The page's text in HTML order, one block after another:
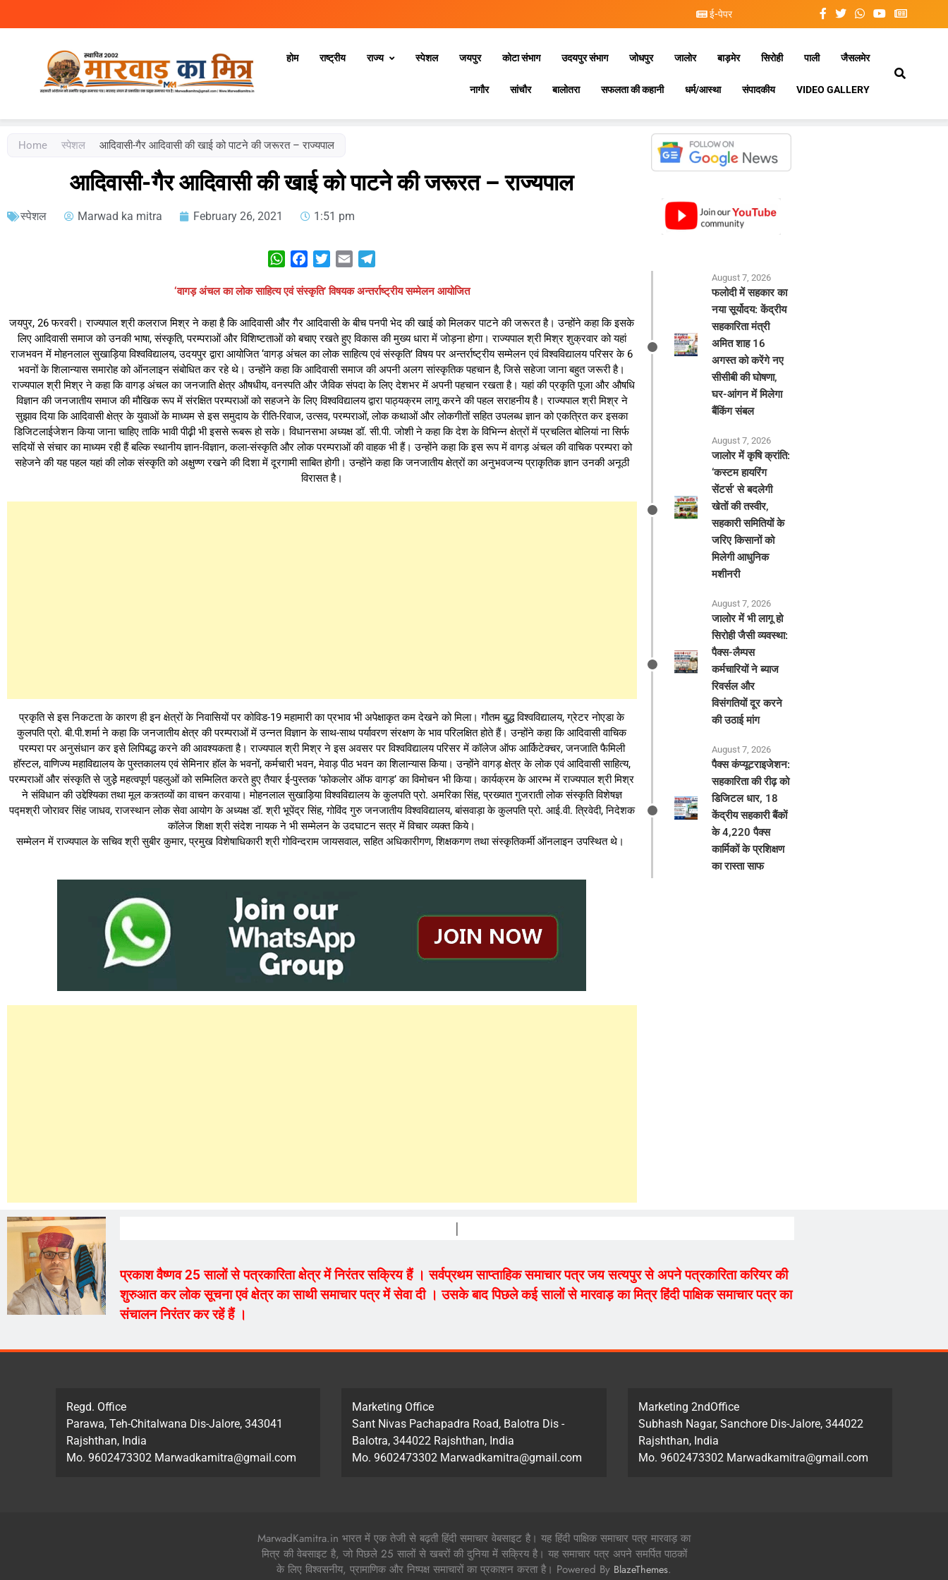
ई-पेपर
Marwad Ka Mitra
होम राष्ट्रीय राज्य स्‍पेशल जयपुर कोटा संभाग उदयपुर संभाग जोधपुर जालोर बाड़मेर सिरोही पाली जैसलमेर
नागौर सांचौर बालोतरा सफलता की कहानी धर्म/आस्था संपादकीय VIDEO GALLERY
Home स्‍पेशल आदिवासी-गैर आदिवासी की खाई को पाटने की जरूरत – राज्यपाल
आदिवासी-गैर आदिवासी की खाई को पाटने की जरूरत – राज्यपाल
स्‍पेशल Marwad ka mitra February 26, 2021 1:51 pm
WhatsAppFacebookTwitterEmail
‘वागड़ अंचल का लोक साहित्य एवं संस्कृति’ विषयक अन्तर्राष्ट्रीय सम्मेलन आयोजित
जयपुर, 26 फरवरी। राज्यपाल श्री कलराज मिश्र ने कहा है कि आदिवासी और गैर आदिवासी के बीच पनपी भेद की खाई को मिलकर पाटने की जरूरत है। उन्होंने कहा कि इसके
लिए आदिवासी समाज को उनकी भाषा, संस्कृति, परम्पराओं और विशिष्टताओं को बचाए रखते हुए विकास की मुख्य धारा में जोड़ना होगा। राज्यपाल श्री मिश्र शुक्रवार को यहां
राजभवन में मोहनलाल सुखाड़िया विश्वविद्यालय, उदयपुर द्वारा आयोजित ‘वागड़ अंचल का लोक साहित्य एवं संस्कृति’ विषय पर अन्तर्राष्ट्रीय सम्मेलन एवं विश्वविद्यालय परिसर के 6
भवनों के शिलान्यास समारोह को ऑनलाइन संबोधित कर रहे थे। उन्होंने कहा कि आदिवासी समाज की अपनी अलग सांस्कृतिक पहचान है, जिसे सहेजा जाना बहुत जरूरी है।
राज्यपाल श्री मिश्र ने कहा कि वागड़ अंचल का जनजाति क्षेत्र औषधीय, वनस्पति और जैविक संपदा के लिए देशभर में अपनी पहचान रखता है। यहां की प्रकृति पूजा और औषधि
विज्ञान की जनजातीय समाज की मौखिक रूप में संरक्षित परम्पराओं को सहजने के लिए विश्वविद्यालय द्वारा पाठ्यक्रम लागू करने की पहल सराहनीय है। राज्यपाल श्री मिश्र ने
सुझाव दिया कि आदिवासी क्षेत्र के युवाओं के माध्यम से इस समुदाय के रीति-रिवाज, उत्सव, परम्पराओं, लोक कथाओं और लोकगीतों सहित उपलब्ध ज्ञान को एकत्रित कर इसका
डिजिटलाईजेशन किया जाना चाहिए ताकि भावी पीढ़़ी भी इससे रूबरू हो सके। विधानसभा अध्यक्ष डॉ. सी.पी. जोशी ने कहा कि देश के विभिन्न क्षेत्रों में प्रचलित बोलियां ना सिर्फ
सदियों से संचार का माध्यम रही हैं बल्कि स्थानीय ज्ञान-विज्ञान, कला-संस्कृति और लोक परम्पराओं की वाहक भी हैं। उन्होंने कहा कि इस रूप में वागड़ अंचल की वाचिक परम्परा को
सहेजने की यह पहल यहां की लोक संस्कृति को अक्षुण्ण रखने की दिशा में दूरगामी साबित होगी। उन्होंने कहा कि जनजातीय क्षेत्रों का अनुभवजन्य प्राकृतिक ज्ञान उनकी अनूठी
विरासत है।
प्रकृति से इस निकटता के कारण ही इन क्षेत्रों के निवासियों पर कोविड-19 महामारी का प्रभाव भी अपेक्षाकृत कम देखने को मिला। गौतम बुद्ध विश्वविद्यालय, ग्रेटर नोएडा के
कुलपति प्रो. बी.पी.शर्मा ने कहा कि जनजातीय क्षेत्र की परम्पराओं में उन्नत विज्ञान के साथ-साथ पर्यावरण संरक्षण के भाव परिलक्षित होते हैं। उन्होंने कहा कि आदिवासी वाचिक
परम्परा पर अनुसंधान कर इसे लिपिबद्ध करने की आवश्यकता है। राज्यपाल श्री मिश्र ने इस अवसर पर विश्वविद्यालय परिसर में कॉलेज ऑफ आर्किटेक्चर, जनजाति फैमिली
हॉस्टल, वाणिज्य महाविद्यालय के पुस्तकालय एवं सेमिनार हॉल के भवनों, कर्मचारी भवन, मेवाड़ पीठ भवन का शिलान्यास किया। उन्होंने वागड़ क्षेत्र के लोक एवं आदिवासी साहित्य,
परम्पराओं और संस्कृति से जुड़े़े महत्वपूर्ण पहलुओं को सम्मिलित करते हुए तैयार ई-पुस्तक ‘फोकलोर ऑफ वागड़’ का विमोचन भी किया। कार्यक्रम के आरम्भ में राज्यपाल श्री मिश्र
ने संविधान की उद्देश्यिका तथा मूल कत्र्तव्यों का वाचन करवाया। मोहनलाल सुखाड़िया विश्वविद्यालय के कुलपति प्रो. अमरिका सिंह, प्रख्यात गुजराती लोक संस्कृति विशेषज्ञ
पद्मश्री जोरावर सिंह जाधव, राजस्थान लोक सेवा आयोग के अध्यक्ष डॉ. श्री भूपेंद्र सिंह, गोविंद गुरु जनजातीय विश्वविद्यालय, बांसवाड़ा के कुलपति प्रो. आई.वी. त्रिवेदी, निदेशक
कॉलेज शिक्षा श्री संदेश नायक ने भी सम्मेलन के उदघाटन सत्र में विचार व्यक्त किये।
सम्मेलन में राज्यपाल के सचिव श्री सुबीर कुमार, प्रमुख विशेषाधिकारी श्री गोविन्दराम जायसवाल, सहित अधिकारीगण, शिक्षकगण तथा संस्कृतिकर्मी ऑनलाइन उपस्थित थे।
August 7, 2026
फलोदी में सहकार का
नया सूर्योदय: केंद्रीय
सहकारिता मंत्री
अमित शाह 16
अगस्त को करेंगे नए
सीसीबी की घोषणा,
घर-आंगन में मिलेगा
बैंकिंग संबल
August 7, 2026
​जालोर में कृषि क्रांति:
‘कस्टम हायरिंग
सेंटर्स’ से बदलेगी
खेतों की तस्वीर,
सहकारी समितियों के
जरिए किसानों को
मिलेगी आधुनिक
मशीनरी
August 7, 2026
जालोर में भी लागू हो
सिरोही जैसी व्यवस्था:
पैक्स-लैम्पस
कर्मचारियों ने ब्याज
रिवर्सल और
विसंगतियों दूर करने
की उठाई मांग
August 7, 2026
पैक्स कंप्यूटराइजेशन:
सहकारिता की रीढ़ को
डिजिटल धार, 18
केंद्रीय सहकारी बैंकों
के 4,220 पैक्स
कार्मिकों के प्रशिक्षण
का रास्ता साफ
PRAKA
प्रकाश वैष्णव 25 सालों से पत्रकारिता क्षेत्र में निरंतर सक्रिय हैं । सर्वप्रथम साप्ताहिक समाचार पत्र जय सत्यपुर से अपने पत्रकारिता करियर की
शुरुआत कर लोक सूचना एवं क्षेत्र का साथी समाचार पत्र में सेवा दी । उसके बाद पिछले कई सालों से मारवाड़ का मित्र हिंदी पाक्षिक समाचार पत्र का
संचालन निरंतर कर रहें हैं ।
Regd. Office
Parawa, Teh-Chitalwana Dis-Jalore, 343041
Rajshthan, India
Mo. 9602473302 Marwadkamitra@gmail.com
Marketing Office
Sant Nivas Pachapadra Road, Balotra Dis -
Balotra, 344022 Rajshthan, India
Mo. 9602473302 Marwadkamitra@gmail.com
Marketing 2ndOffice
Subhash Nagar, Sanchore Dis-Jalore, 344022
Rajshthan, India
Mo. 9602473302 Marwadkamitra@gmail.com
MarwadKamitra.in भारत में एक तेजी से बढ़ती हिंदी समाचार वेबसाइट है। यह हिंदी पाक्षिक समाचार पत्र मारवाड़ का
मित्र की वेबसाइट है, जो पिछले 25 सालों से खबरों की दुनिया में सक्रिय है। यह समाचार पत्र अपने समर्पित पाठकों
के लिए विश्वसनीय, प्रामाणिक और निष्पक्ष समाचारों का प्रकाशन करता है। Powered By BlazeThemes.